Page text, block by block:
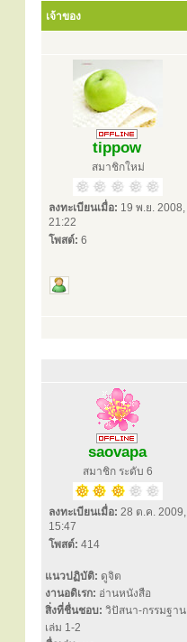
เจ้าของ
tippow
สมาชิกใหม่
ลงทะเบียนเมื่อ: 19 พ.ย. 2008,
21:22
โพสต์: 6
saovapa
สมาชิก ระดับ 6
ลงทะเบียนเมื่อ: 28 ต.ค. 2009,
15:47
โพสต์: 414
แนวปฏิบัติ: ดูจิต
งานอดิเรก: อ่านหนังสือ
สิ่งที่ชื่นชอบ: วิปัสนา-กรรมฐาน
เล่ม 1-2